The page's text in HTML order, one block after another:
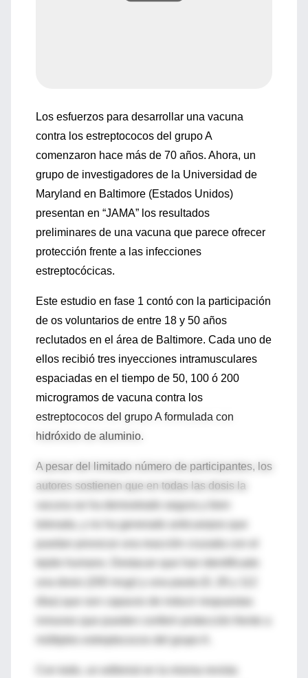
Los esfuerzos para desarrollar una vacuna
contra los estreptococos del grupo A
comenzaron hace más de 70 años. Ahora, un
grupo de investigadores de la Universidad de
Maryland en Baltimore (Estados Unidos)
presentan en “JAMA” los resultados
preliminares de una vacuna que parece ofrecer
protección frente a las infecciones
estreptocócicas.
Este estudio en fase 1 contó con la participación
de os voluntarios de entre 18 y 50 años
reclutados en el área de Baltimore. Cada uno de
ellos recibió tres inyecciones intramusculares
espaciadas en el tiempo de 50, 100 ó 200
microgramos de vacuna contra los
estreptococos del grupo A formulada con
hidróxido de aluminio.
A pesar del limitado número de participantes, los
autores sostienen que en todas las dosis la
vacuna se ha demostrado segura y bien
tolerada, y no ha generado anticuerpos que
una dosis (200 mcgr) y una pauta (0, 28 y 112
días) que son capaces de inducir respuestas
múltiples estreptococos del grupo A.